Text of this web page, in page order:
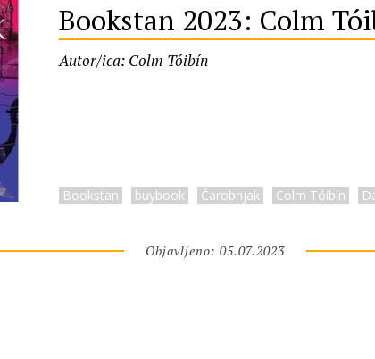
Bookstan 2023: Colm
Autor/ica: Colm Tóibín
Bookstan buybook Čarobnjak Colm Tóibín
Objavljeno: 05.07.2023